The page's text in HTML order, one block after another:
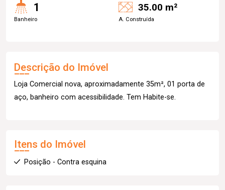
1
Banheiro
35.00 m²
A. Construída
Descrição do Imóvel
Loja Comercial nova, aproximadamente 35m², 01 porta de
aço, banheiro com acessibilidade. Tem Habite-se.
Itens do Imóvel
Posição - Contra esquina